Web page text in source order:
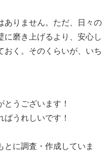
ありません。ただ、日々の
に磨き上げるより、安心し
おく。そのくらいが、いち
うございます！
うれしいです！
に調査・作成していま